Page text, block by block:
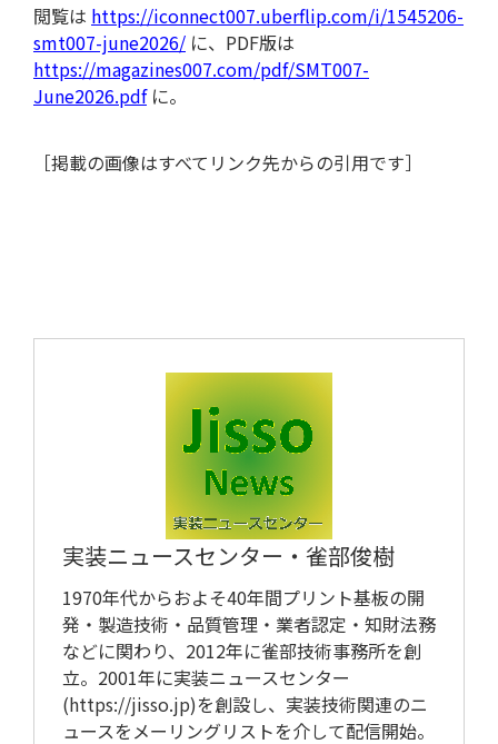
用語集
ツール/設備
閲覧は https://iconnect007.uberflip.com/i/1545206-
smt007-june2026/ に、PDF版は
https://magazines007.com/pdf/SMT007-
June2026.pdfに。
［掲載の画像はすべてリンク先からの引用です］
実装ニュースセンター・ 雀部俊樹
1970年代からおよそ40年間プリント基板の開
発・製造技術・品質管理・業者認定・知財法務
などに関わり、2012年に雀部技術事務所を創
立。2001年に実装ニュースセンター
(https://jisso.jp)を創設し、実装技術関連のニ
ュースをメーリングリストを介して配信開始。